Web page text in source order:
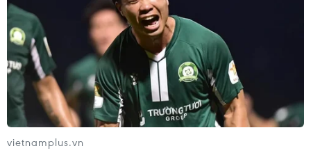
'Hoạt động tín dụng đen diễn biến rất
phức tạp, gây ra nhiều hệ lụy'
20/05/2019 07:09
Báo cáo của Ủy ban Kinh tế Quốc hội chỉ ra ‘tín dụng
đen’ diễn biến rất phức tạp, làm mất trật tự an ninh xã
hội trong khi công tác quản lý hoạt động này còn bất
vietnamplus.vn